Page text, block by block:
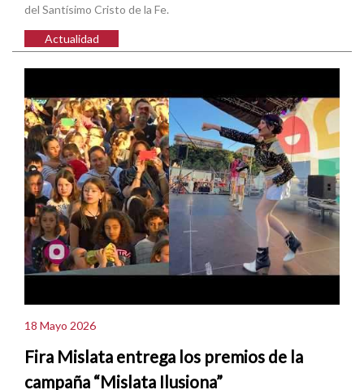
del Santísimo Cristo de la Fe.
Actualidad
18 Mayo 2026
Fira Mislata entrega los premios de la
campaña “Mislata Ilusiona”